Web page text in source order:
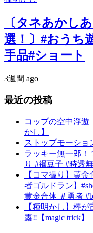
〔タネあかし
選！〕#おうち
手品#ショート
3週間 ago
最近の投稿
コップの空中浮遊
かし】
ストップモーショ
ラッキー無一郎！
り #禰豆子 #時透
【コマ撮り】黄
者ゴルドラン】
黄金合体 ＃勇者
【種明かし】棒
露‼️【magic trick】